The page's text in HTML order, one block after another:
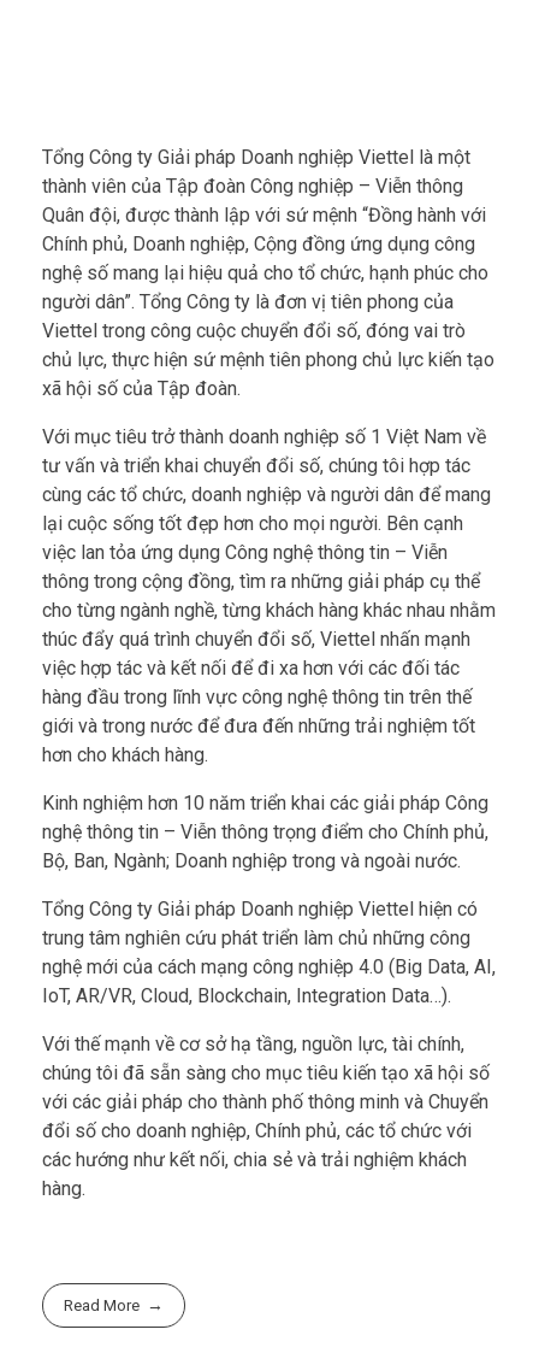
Tổng Công ty Giải pháp Doanh nghiệp Viettel là một
thành viên của Tập đoàn Công nghiệp – Viễn thông
Quân đội, được thành lập với sứ mệnh “Đồng hành với
Chính phủ, Doanh nghiệp, Cộng đồng ứng dụng công
nghệ số mang lại hiệu quả cho tổ chức, hạnh phúc cho
người dân”. Tổng Công ty là đơn vị tiên phong của
Viettel trong công cuộc chuyển đổi số, đóng vai trò
chủ lực, thực hiện sứ mệnh tiên phong chủ lực kiến tạo
xã hội số của Tập đoàn.
Với mục tiêu trở thành doanh nghiệp số 1 Việt Nam về
tư vấn và triển khai chuyển đổi số, chúng tôi hợp tác
cùng các tổ chức, doanh nghiệp và người dân để mang
lại cuộc sống tốt đẹp hơn cho mọi người. Bên cạnh
việc lan tỏa ứng dụng Công nghệ thông tin – Viễn
thông trong cộng đồng, tìm ra những giải pháp cụ thể
cho từng ngành nghề, từng khách hàng khác nhau nhằm
thúc đẩy quá trình chuyển đổi số, Viettel nhấn mạnh
việc hợp tác và kết nối để đi xa hơn với các đối tác
hàng đầu trong lĩnh vực công nghệ thông tin trên thế
giới và trong nước để đưa đến những trải nghiệm tốt
hơn cho khách hàng.
Kinh nghiệm hơn 10 năm triển khai các giải pháp Công
nghệ thông tin – Viễn thông trọng điểm cho Chính phủ,
Bộ, Ban, Ngành; Doanh nghiệp trong và ngoài nước.
Tổng Công ty Giải pháp Doanh nghiệp Viettel hiện có
trung tâm nghiên cứu phát triển làm chủ những công
nghệ mới của cách mạng công nghiệp 4.0 (Big Data, AI,
IoT, AR/VR, Cloud, Blockchain, Integration Data…).
Với thế mạnh về cơ sở hạ tầng, nguồn lực, tài chính,
chúng tôi đã sẵn sàng cho mục tiêu kiến tạo xã hội số
với các giải pháp cho thành phố thông minh và Chuyển
đổi số cho doanh nghiệp, Chính phủ, các tổ chức với
các hướng như kết nối, chia sẻ và trải nghiệm khách
hàng.